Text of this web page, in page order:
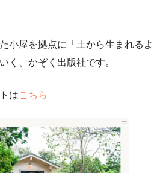
小屋を拠点に「土から生まれるよ
く、かぞく出版社です。
はこちら